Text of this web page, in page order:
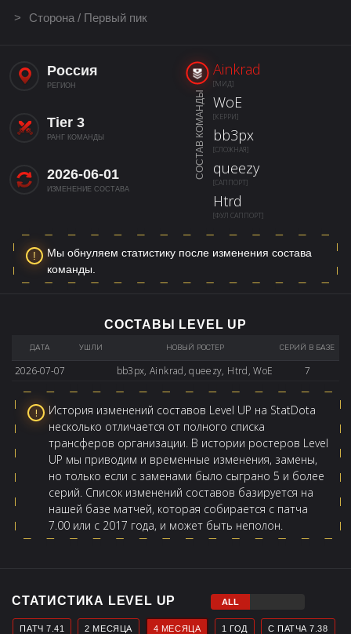
Сторона / Первый пик
Россия
РЕГИОН
Tier 3
РАНГ КОМАНДЫ
2026-06-01
ИЗМЕНЕНИЕ СОСТАВА
СОСТАВ КОМАНДЫ
Ainkrad
[МИД]
WoE
[КЕРРИ]
bb3px
[СЛОЖНАЯ]
queezy
[САППОРТ]
Htrd
[ФУЛ САППОРТ]
Мы обнуляем статистику после изменения состава
команды.
СОСТАВЫ LEVEL UP
ДАТА УШЛИ НОВЫЙ РОСТЕР СЕРИЙ В БАЗЕ
2026-07-07 bb3px, Ainkrad, queezy, Htrd, WoE 7
История изменений составов Level UP на StatDota
несколько отличается от полного списка
трансферов организации. В истории ростеров Level
UP мы приводим и временные изменения, замены,
но только если с заменами было сыграно 5 и более
серий. Список изменений составов базируется на
нашей базе матчей, которая собирается с патча
7.00 или с 2017 года, и может быть неполон.
СТАТИСТИКА LEVEL UP
ПАТЧ 7.41 2 МЕСЯЦА 4 МЕСЯЦА 1 ГОД С ПАТЧА 7.38